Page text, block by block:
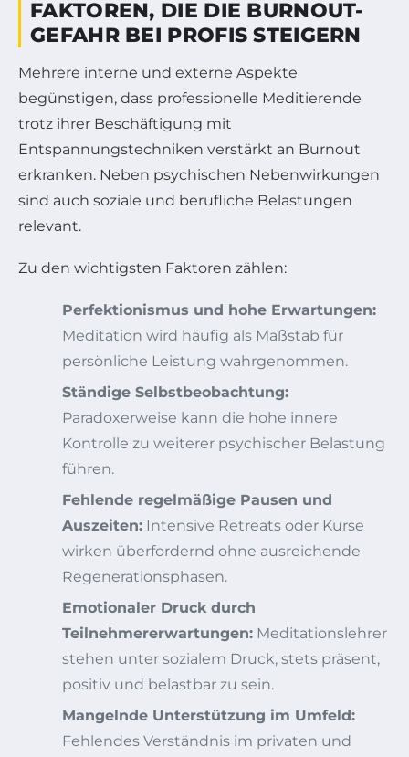
FAKTOREN, DIE DIE BURNOUT-
GEFAHR BEI PROFIS STEIGERN
Mehrere interne und externe Aspekte
begünstigen, dass professionelle Meditierende
trotz ihrer Beschäftigung mit
Entspannungstechniken verstärkt an Burnout
erkranken. Neben psychischen Nebenwirkungen
sind auch soziale und berufliche Belastungen
relevant.
Zu den wichtigsten Faktoren zählen:
Perfektionismus und hohe Erwartungen:
Meditation wird häufig als Maßstab für
persönliche Leistung wahrgenommen.
Ständige Selbstbeobachtung:
Paradoxerweise kann die hohe innere
Kontrolle zu weiterer psychischer Belastung
führen.
Fehlende regelmäßige Pausen und
Auszeiten: Intensive Retreats oder Kurse
wirken überfordernd ohne ausreichende
Regenerationsphasen.
Emotionaler Druck durch
Teilnehmererwartungen: Meditationslehrer
stehen unter sozialem Druck, stets präsent,
positiv und belastbar zu sein.
Mangelnde Unterstützung im Umfeld:
Fehlendes Verständnis im privaten und